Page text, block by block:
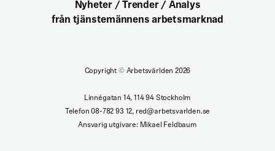
Nyheter / Trender / Analys
från tjänstemännens arbetsmarknad
Copyright ©Arbetsvärlden 2026
Linnégatan 14, 114 94 Stockholm
Telefon 08-782 93 12, red@arbetsvarlden.se
Ansvarig utgivare: Mikael Feldbaum